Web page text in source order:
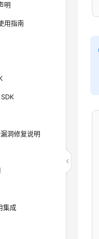
明
用指南
洞修复说明
集成